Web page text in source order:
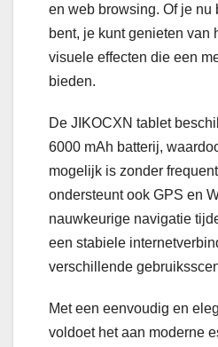
en web browsing. Of je nu
bent, je kunt genieten van
visuele effecten die een
bieden.
De JIKOCXN tablet
6000 mAh batterij,
mogelijk is zonder
ondersteunt ook GPS en
nauwkeurige navigatie
een stabiele
verschillende
Met een eenvoudig en
voldoet het aan moderne